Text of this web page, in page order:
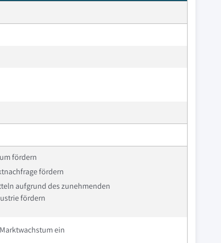
fördern
fördern
aufgrund des zunehmenden
fördern
ein